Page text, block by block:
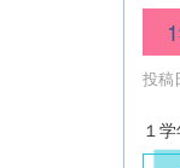
投稿
１